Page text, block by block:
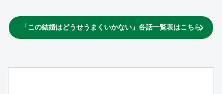
「この結婚はどうせうまくいかない」各話一覧表はこちら